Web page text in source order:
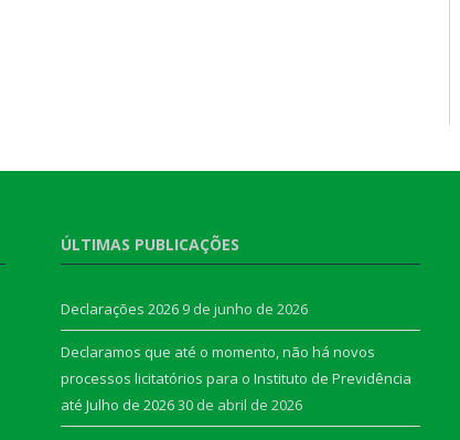
ÚLTIMAS PUBLICAÇÕES
Declarações 2026 9 de junho de 2026
Declaramos que até o momento, não há novos
processos licitatórios para o Instituto de Previdência
até Julho de 202630 de abril de 2026